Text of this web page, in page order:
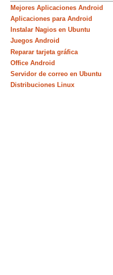
Mejores Aplicaciones Android
Aplicaciones para Android
Instalar Nagios en Ubuntu
Juegos Android
Reparar tarjeta gráfica
Office Android
Servidor de correo en Ubuntu
Distribuciones Linux